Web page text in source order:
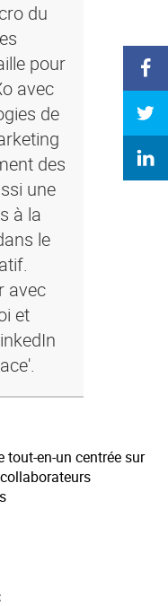
du
pour
avec
de
des
une
à la
le
avec
et
tout-en-un centrée sur